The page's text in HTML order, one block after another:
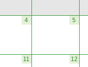
4 5
11 12